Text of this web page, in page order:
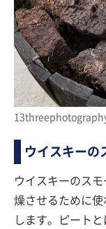
ウイスキーの
ウイスキーのス
燥させるために
します。ピート